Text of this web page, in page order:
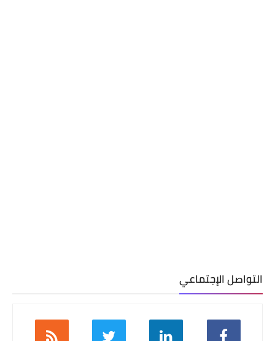
التواصل الإجتماعي